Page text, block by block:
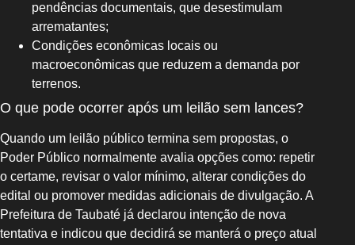
pendências documentais, que desestimulam
arrematantes;
Condições econômicas locais ou
macroeconômicas que reduzem a demanda por
terrenos.
O que pode ocorrer após um leilão sem lances?
Quando um leilão público termina sem propostas, o
Poder Público normalmente avalia opções como: repetir
o certame, revisar o valor mínimo, alterar condições do
edital ou promover medidas adicionais de divulgação. A
Prefeitura de Taubaté já declarou intenção de nova
tentativa e indicou que decidirá se manterá o preço atual